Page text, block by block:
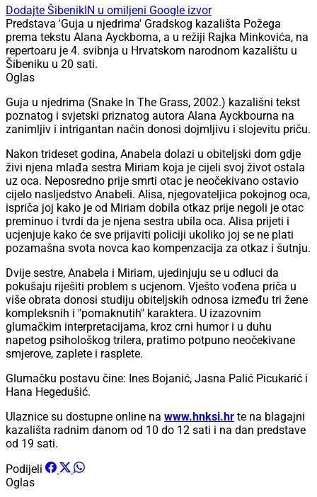
Dodajte ŠibenikIN u omiljeni Google izvor
Predstava 'Guja u njedrima' Gradskog kazališta Požega
prema tekstu Alana Ayckborna, a u režiji Rajka Minkovića, na
repertoaru je 4. svibnja u Hrvatskom narodnom kazalištu u
Šibeniku u 20 sati.
Oglas
Guja u njedrima (Snake In The Grass, 2002.) kazališni tekst
poznatog i svjetski priznatog autora Alana Ayckbourna na
zanimljiv i intrigantan način donosi dojmljivu i slojevitu priču.
Nakon trideset godina, Anabela dolazi u obiteljski dom gdje
živi njena mlađa sestra Miriam koja je cijeli svoj život ostala
uz oca. Neposredno prije smrti otac je neočekivano ostavio
cijelo nasljedstvo Anabeli. Alisa, njegovateljica pokojnog oca,
ispriča joj kako je od Miriam dobila otkaz prije negoli je otac
preminuo i tvrdi da je njena sestra ubila oca. Alisa prijeti i
ucjenjuje kako će sve prijaviti policiji ukoliko joj se ne plati
pozamašna svota novca kao kompenzacija za otkaz i šutnju.
Dvije sestre, Anabela i Miriam, ujedinjuju se u odluci da
pokušaju riješiti problem s ucjenom. Vješto vođena priča u
više obrata donosi studiju obiteljskih odnosa između tri žene
kompleksnih i "pomaknutih" karaktera. U izazovnim
glumačkim interpretacijama, kroz crni humor i u duhu
napetog psihološkog trilera, pratimo potpuno neočekivane
smjerove, zaplete i rasplete.
Glumačku postavu čine: Ines Bojanić, Jasna Palić Picukarić i
Hana Hegedušić.
Ulaznice su dostupne online na www.hnksi.hr te na blagajni
kazališta radnim danom od 10 do 12 sati i na dan predstave
od 19 sati.
Podijeli
Oglas